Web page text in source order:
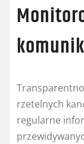
rzetelnych
regularne